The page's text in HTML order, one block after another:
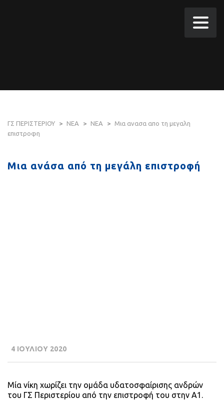
ΓΣ ΠΕΡΙΣΤΕΡΙΟΥ > ΝΕΑ > ΝΕΑ >
Μια ανασα απο τη μεγαλη
επιστροφη
Μια ανάσα από τη μεγάλη επιστροφή
4 ΙΟΥΛΙΟΥ 2020
Μία νίκη χωρίζει την ομάδα υδατοσφαίρισης ανδρών
του ΓΣ Περιστερίου από την επιστροφή του στην Α1.